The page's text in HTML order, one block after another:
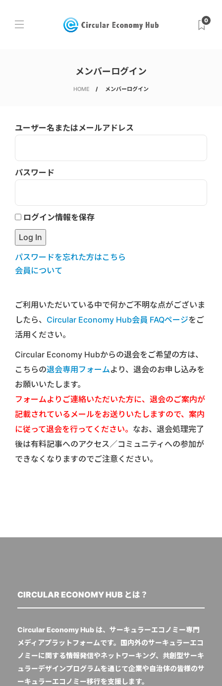
0
メンバーログイン
HOME メンバーログイン
ユーザー名またはメールアドレス
パスワード
ログイン情報を保存
パスワードを忘れた方はこちら
会員について
ご利用いただいている中で何かご不明な点がございま
したら、 Circular Economy Hub会員 FAQページをご
活用ください。
Circular Economy Hubからの退会をご希望の方は、
こちらの退会専用フォームより、退会のお申し込みを
お願いいたします。
フォームよりご連絡いただいた方に、退会のご案内が
記載されているメールをお送りいたしますので、案内
に従って退会を行ってください。 なお、退会処理完了
後は有料記事へのアクセス／コミュニティへの参加が
できなくなりますのでご注意ください。
CIRCULAR ECONOMY HUB とは？
Circular Economy Hub は、サーキュラーエコノミー専門
メディアプラットフォームです。国内外のサーキュラーエコ
ノミーに関する情報発信やネットワーキング、共創型サーキ
ュラーデザインプログラムを通じて企業や自治体の皆様のサ
ーキュラーエコノミー移行を支援します。